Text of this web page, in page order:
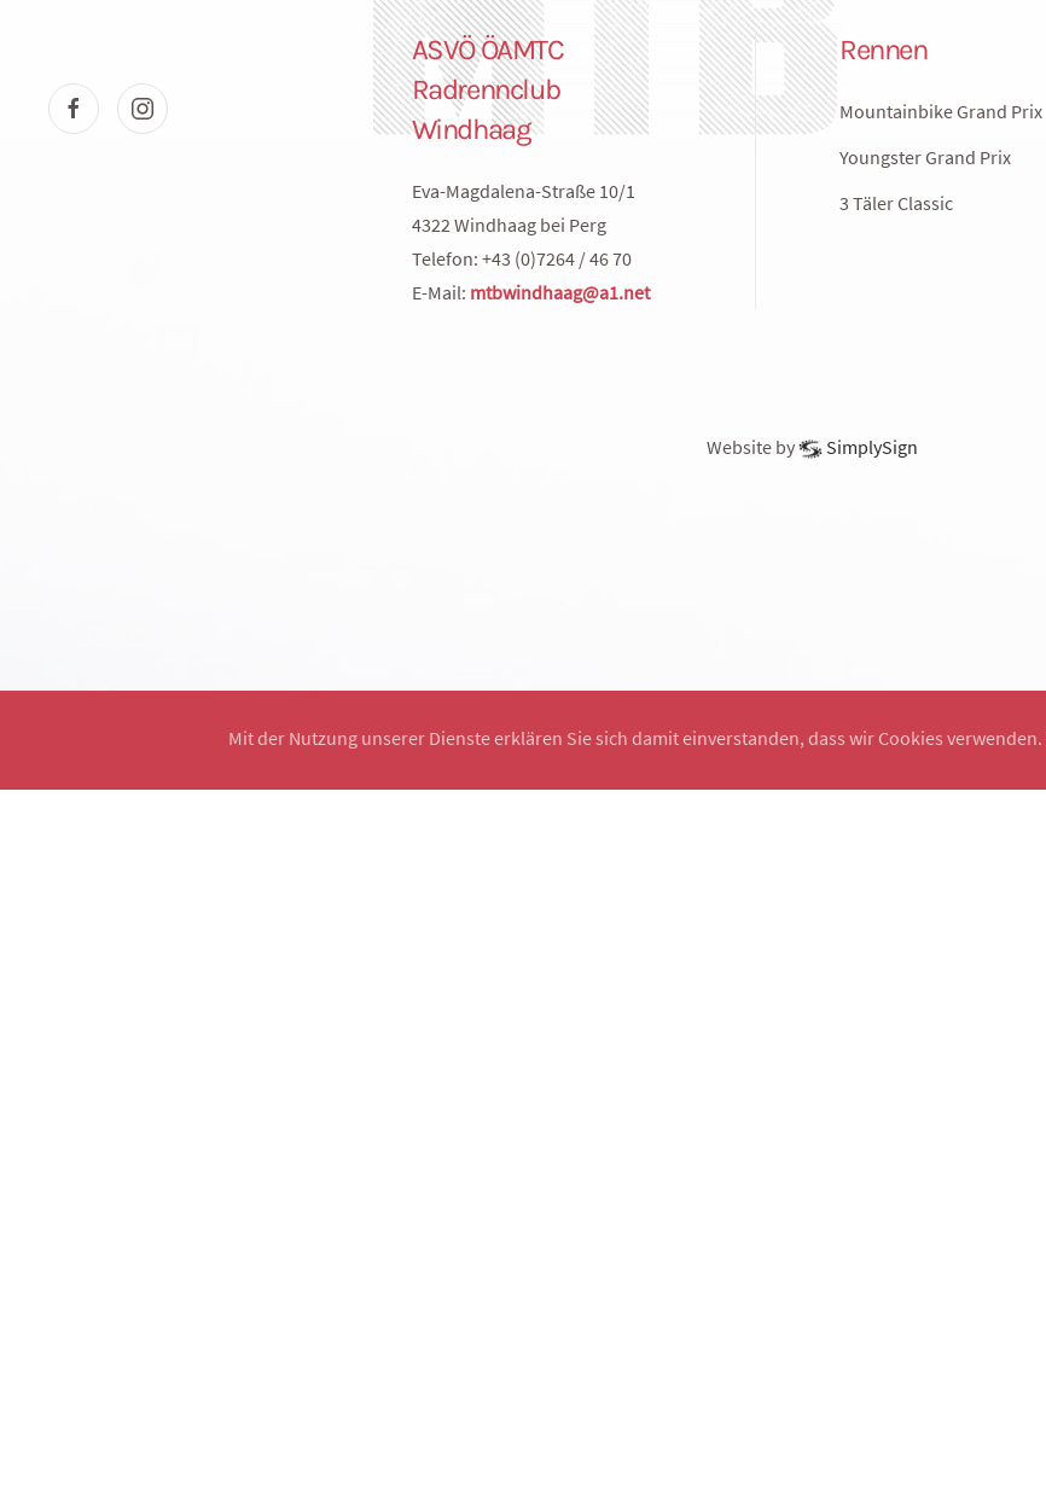
ASVÖ ÖAMTC
Radrennclub
Windhaag
Eva-Magdalena-Straße 10/1
4322 Windhaag bei Perg
Telefon: +43 (0)7264 / 46 70
E-Mail: mtbwindhaag@a1.net
Rennen
Mountainbike Grand Prix
Youngster Grand Prix
3 Täler Classic
Website by SimplySign
Mit der Nutzung unserer Dienste erklären Sie sich damit einverstanden, dass wir Cookies verwenden.